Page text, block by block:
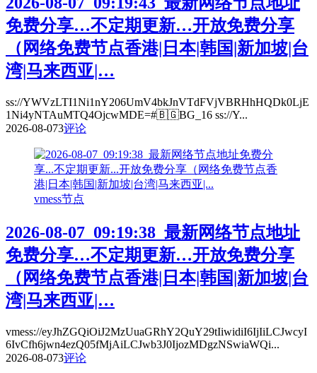
免费分享…不定期更新…开放免费分享
（网络免费节点香港|日本|韩国|新加坡|台
湾|马来西亚|…
ss://YWVzLTI1Ni1nY206UmV4bkJnVTdFVjVBRHhHQDk0LjE
1Ni4yNTAuMTQ4OjcwMDE=#🇧🇬BG_16 ss://Y...
2026-08-073评论
vmess节点
2026-08-07_09:19:38_最新网络节点地址
免费分享…不定期更新…开放免费分享
（网络免费节点香港|日本|韩国|新加坡|台
湾|马来西亚|…
vmess://eyJhZGQiOiJ2MzUuaGRhY2QuY29tIiwidiI6IjIiLCJwcyI
6IvCfh6jwn4ezQ05fMjAiLCJwb3J0IjozMDgzNSwiaWQi...
2026-08-073评论